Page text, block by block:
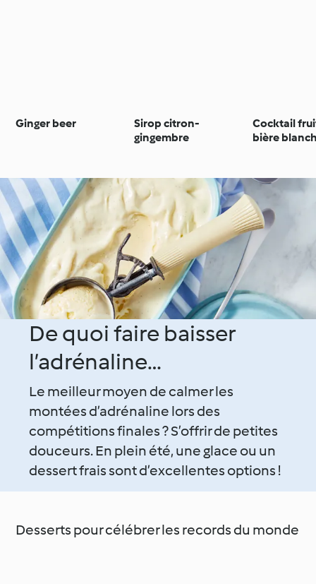
Ginger beer
Sirop citron-
gingembre
Cocktail
bière
De quoi faire baisser
l’adrénaline…
Le meilleur moyen de calmer les
montées d’adrénaline lors des
compétitions finales ? S’offrir de petites
douceurs. En plein été, une glace ou un
dessert frais sont d’excellentes options !
Desserts pour célébrer les records du monde